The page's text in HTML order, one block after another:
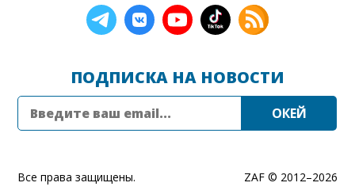
ПОДПИСКА НА НОВОСТИ
ZAF © 2012–2026
Все права защищены.